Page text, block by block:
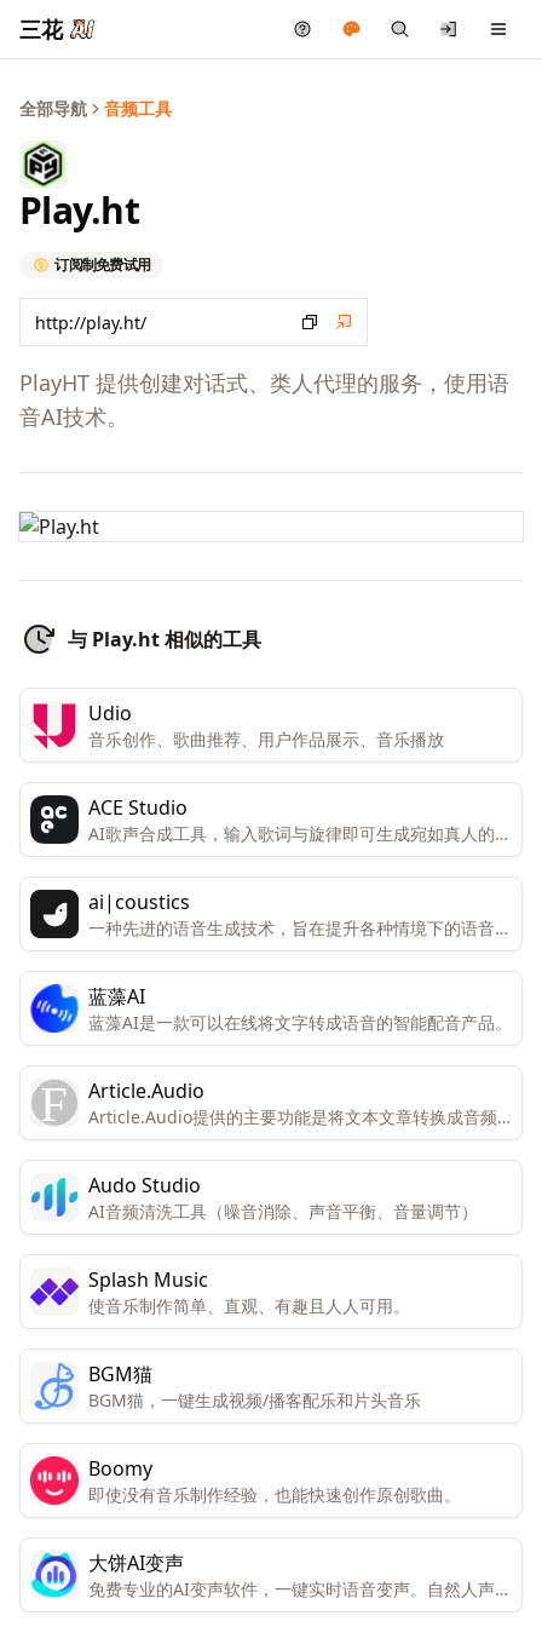
三花
全部导航 音频工具
Play.ht
订阅制免费试用
PlayHT 提供创建对话式、类人代理的服务，使用语
音AI技术。
与 Play.ht 相似的工具
Udio
音乐创作、歌曲推荐、用户作品展示、音乐播放
ACE Studio
AI歌声合成工具，输入歌词与旋律即可生成宛如真人的歌
声
ai|coustics
一种先进的语音生成技术，旨在提升各种情境下的语音表
现。
蓝藻AI
蓝藻AI是一款可以在线将文字转成语音的智能配音产品。
Article.Audio
Article.Audio提供的主要功能是将文本文章转换成音频
格式，让用户能够在不方便阅读时通过听的方式来获取信
息。
Audo Studio
AI音频清洗工具（噪音消除、声音平衡、音量调节）
Splash Music
使音乐制作简单、直观、有趣且人人可用。
BGM猫
BGM猫，一键生成视频/播客配乐和片头音乐
Boomy
即使没有音乐制作经验，也能快速创作原创歌曲。
大饼AI变声
免费专业的AI变声软件，一键实时语音变声。自然人声效
果，千种音色选择，全场景接入支持